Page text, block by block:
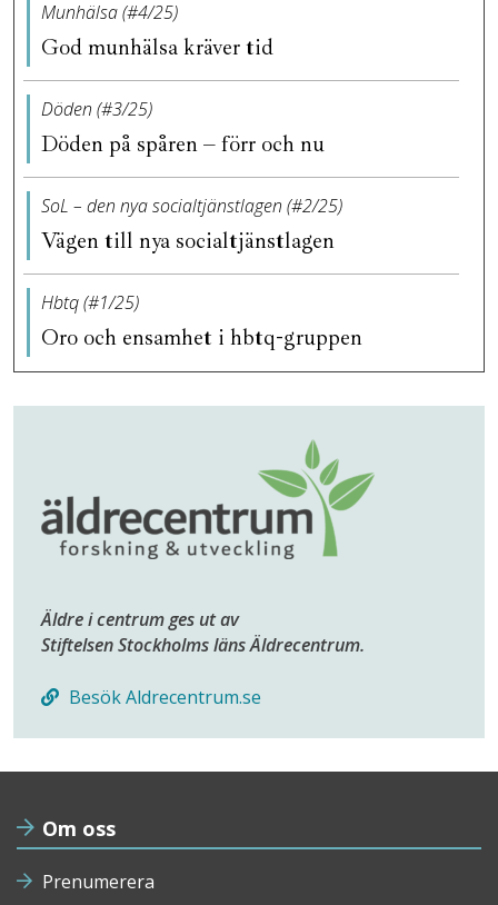
Munhälsa (#4/25)
God munhälsa kräver tid
Döden (#3/25)
Döden på spåren – förr och nu
SoL – den nya socialtjänstlagen (#2/25)
Vägen till nya socialtjänstlagen
Hbtq (#1/25)
Oro och ensamhet i hbtq-gruppen
Äldre i centrum ges ut av
Stiftelsen Stockholms läns Äldrecentrum.
Besök Aldrecentrum.se
Om oss
Prenumerera